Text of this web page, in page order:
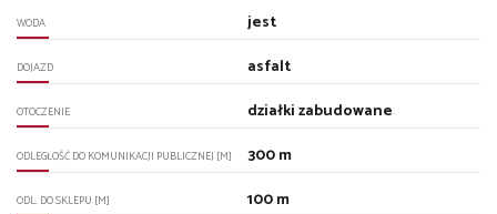
WODA jest
DOJAZD asfalt
OTOCZENIE działki zabudowane
ODLEGŁOŚĆ DO KOMUNIKACJI PUBLICZNEJ [M] 300 m
ODL. DO SKLEPU [M] 100 m